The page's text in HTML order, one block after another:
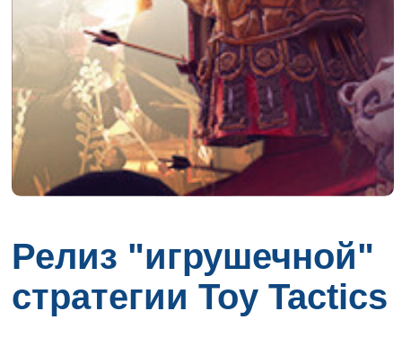
Релиз "игрушечной"
стратегии Toy Tactics